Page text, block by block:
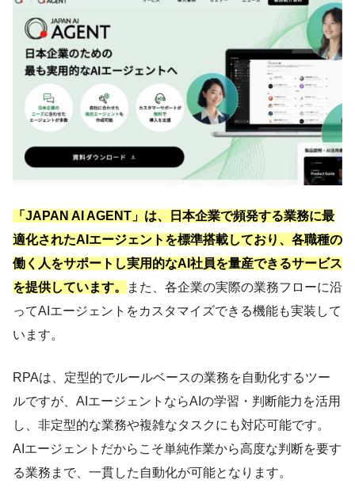
「JAPAN AI AGENT」は、日本企業で頻発する業務に最
適化されたAIエージェントを標準搭載しており、各職種の
働く人をサポートし実用的なAI社員を量産できるサービス
を提供しています。​
また、各企業の実際の業務フローに沿
ってAIエージェントをカスタマイズできる機能も実装して
います。
RPAは、定型的でルールベースの業務を自動化するツー
ルですが、AIエージェントならAIの学習・判断能力を活用
し、非定型的な業務や複雑なタスクにも対応可能です。​
AIエージェントだからこそ単純作業から高度な判断を要す
る業務まで、一貫した自動化が可能となります。